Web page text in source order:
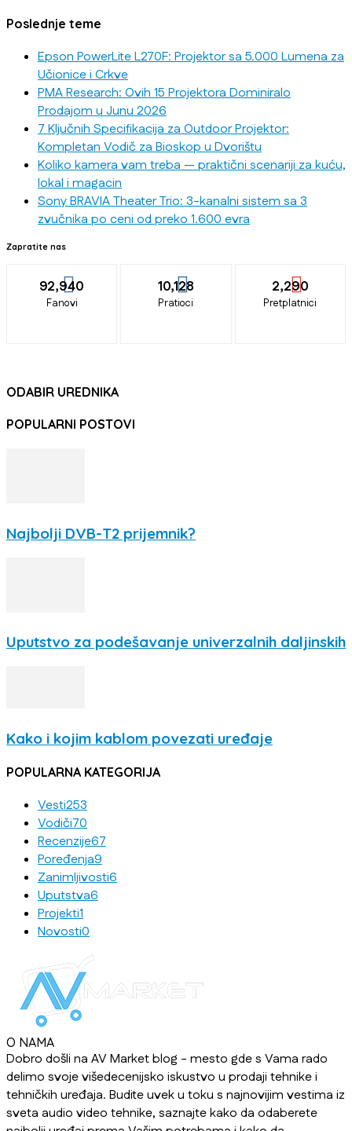
Poslednje teme
Epson PowerLite L270F: Projektor sa 5.000 Lumena za
Učionice i Crkve
PMA Research: Ovih 15 Projektora Dominiralo
Prodajom u Junu 2026
7 Ključnih Specifikacija za Outdoor Projektor:
Kompletan Vodič za Bioskop u Dvorištu
Koliko kamera vam treba — praktični scenariji za kuću,
lokal i magacin
Sony BRAVIA Theater Trio: 3-kanalni sistem sa 3
zvučnika po ceni od preko 1.600 evra
Zapratite nas
92,940
Fanovi
10,128
Pratioci
2,290
Pretplatnici
ODABIR UREDNIKA
POPULARNI POSTOVI
Najbolji DVB-T2 prijemnik?
Uputstvo za podešavanje univerzalnih daljinskih
Kako i kojim kablom povezati uređaje
POPULARNA KATEGORIJA
Vesti253
Vodiči70
Recenzije67
Poređenja9
Zanimljivosti6
Uputstva6
Projekti1
Novosti0
O NAMA
Dobro došli na AV Market blog - mesto gde s Vama rado
delimo svoje višedecenijsko iskustvo u prodaji tehnike i
tehničkih uređaja. Budite uvek u toku s najnovijim vestima iz
sveta audio video tehnike, saznajte kako da odaberete